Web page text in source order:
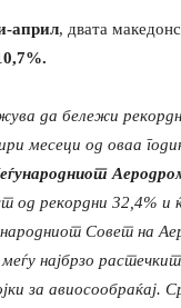
април, двата
да бележи
месеци од оваа
од рекордни 32,4% и
Совет на А
најбрзо
за авиосообраќај.